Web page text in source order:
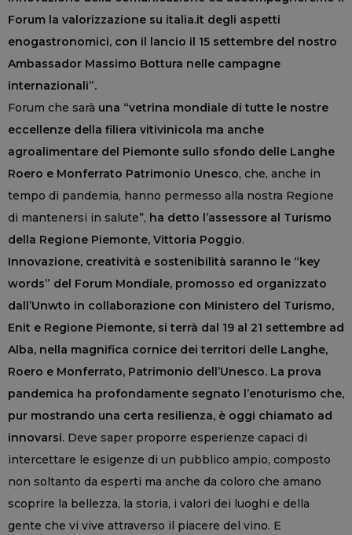
Forum la valorizzazione su italia.it degli aspetti
enogastronomici, con il lancio il 15 settembre del nostro
Ambassador Massimo Bottura nelle campagne
internazionali”.
Forum che sarà una “vetrina mondiale di tutte le nostre
eccellenze della filiera vitivinicola ma anche
agroalimentare del Piemonte sullo sfondo delle Langhe
Roero e Monferrato Patrimonio Unesco, che, anche in
tempo di pandemia, hanno permesso alla nostra Regione
di mantenersi in salute”, ha detto l’assessore al Turismo
della Regione Piemonte, Vittoria Poggio.
Innovazione, creatività e sostenibilità saranno le “key
words” del Forum Mondiale, promosso ed organizzato
dall’Unwto in collaborazione con Ministero del Turismo,
Enit e Regione Piemonte, si terrà dal 19 al 21 settembre ad
Alba, nella magnifica cornice dei territori delle Langhe,
Roero e Monferrato, Patrimonio dell’Unesco. La prova
pandemica ha profondamente segnato l’enoturismo che,
pur mostrando una certa resilienza, è oggi chiamato ad
innovarsi. Deve saper proporre esperienze capaci di
intercettare le esigenze di un pubblico ampio, composto
non soltanto da esperti ma anche da coloro che amano
scoprire la bellezza, la storia, i valori dei luoghi e della
gente che vi vive attraverso il piacere del vino. E